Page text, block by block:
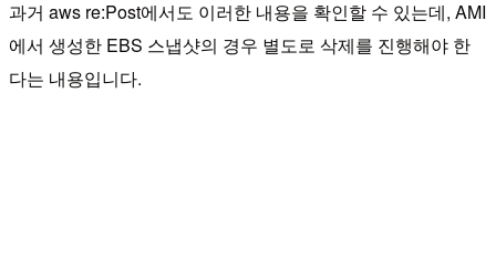
과거 aws re:Post에서도 이러한 내용을 확인할 수 있는데, AMI
에서 생성한 EBS 스냅샷의 경우 별도로 삭제를 진행해야 한
다는 내용입니다.